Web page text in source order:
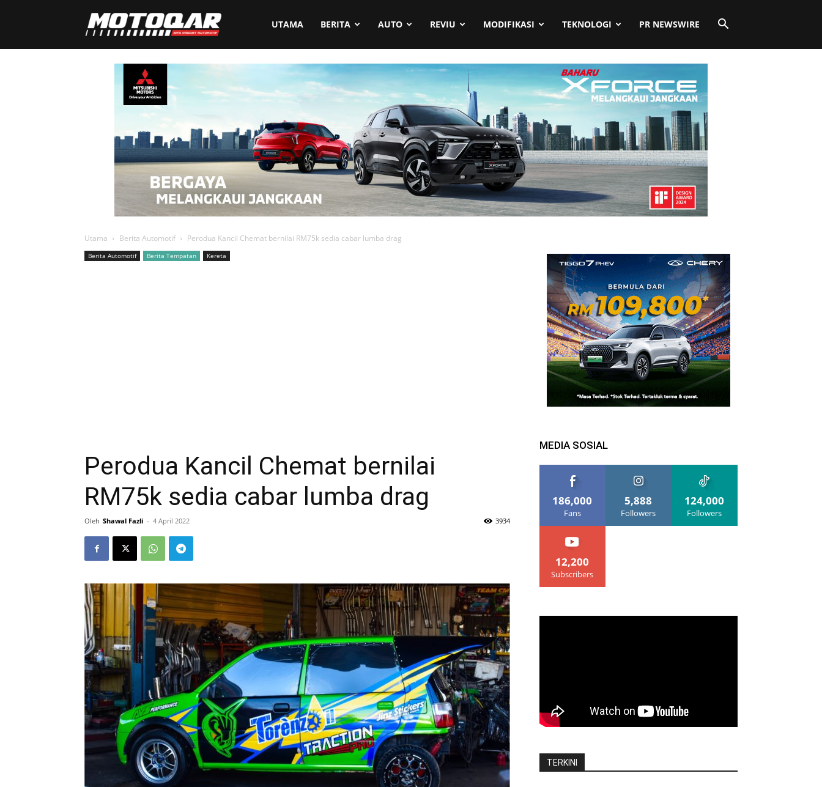
Motoqar UTAMA BERITA AUTO REVIU MODIFIKASI TEKNOLOGI PR NEWSWIRE
Utama Berita Automotif Perodua Kancil Chemat bernilai RM75k sedia cabar lumba drag
Berita Automotif Berita Tempatan Kereta
Perodua Kancil Chemat bernilai
RM75k sedia cabar lumba drag
Oleh Shawal Fazli - 4 April 2022 3934
MEDIA SOSIAL
186,000
Fans
5,888
Followers
124,000
Followers
12,200
Subscribers
TERKINI